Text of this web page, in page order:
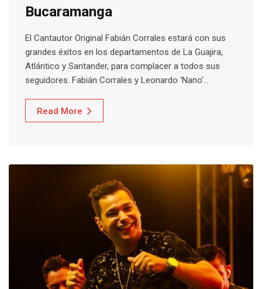
Bucaramanga
El Cantautor Original Fabián Corrales estará con sus
grandes éxitos en los departamentos de La Guajira,
Atlántico y Santander, para complacer a todos sus
seguidores. Fabián Corrales y Leonardo ‘Nano’…
Read More